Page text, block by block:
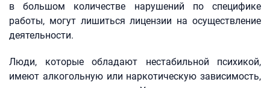
в большом количестве нарушений по специфике
работы, могут лишиться лицензии на осуществление
деятельности.
Люди, которые обладают нестабильной психикой,
имеют алкогольную или наркотическую зависимость,